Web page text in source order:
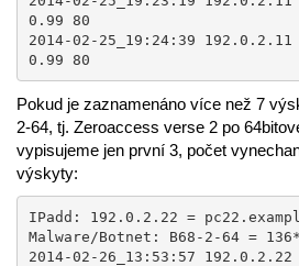
0.99 80
2014-02-25_19:24:39
0.99 80
Pokud je zaznamenáno více než 7
2-64, tj. Zeroaccess verse 2 po
vypisujeme jen první 3, počet
výskyty:
IPadd: 192.0.2.22 =
Malware/Botnet: B68-2-64 =
2014-02-26_13:53:57